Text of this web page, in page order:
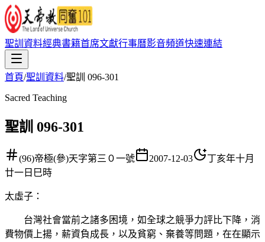
聖訓資料經典書籍首席文獻行事曆影音頻道快速連結
首頁/聖訓資料/聖訓 096-301
Sacred Teaching
聖訓 096-301
(96)帝極(參)天字第三０一號 2007-12-03
丁亥年十月
廿一日巳時
太虛子 ：
台灣社會當前之諸多困境，如全球之競爭力評比下降，消
費物價上揚，薪資負成長，以及貧窮、棄養等問題，在在顯示